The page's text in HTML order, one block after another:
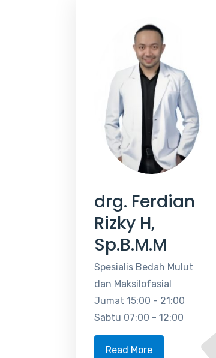
drg. Ferdian
Rizky H,
Sp.B.M.M
Spesialis Bedah Mulut
dan Maksilofasial
Jumat 15:00 - 21:00
Sabtu 07:00 - 12:00
Read More